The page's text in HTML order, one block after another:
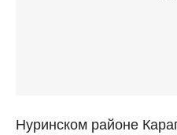
Нуринском районе